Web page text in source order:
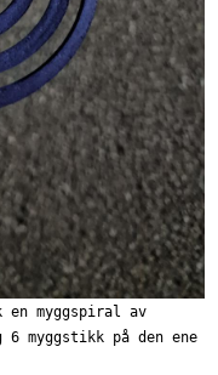
en myggspiral av
myggstikk på den ene